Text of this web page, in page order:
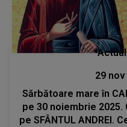
29 nov
Sărbătoare mare în
pe 30 noiembrie
pe SFÂNTUL ANDREI.